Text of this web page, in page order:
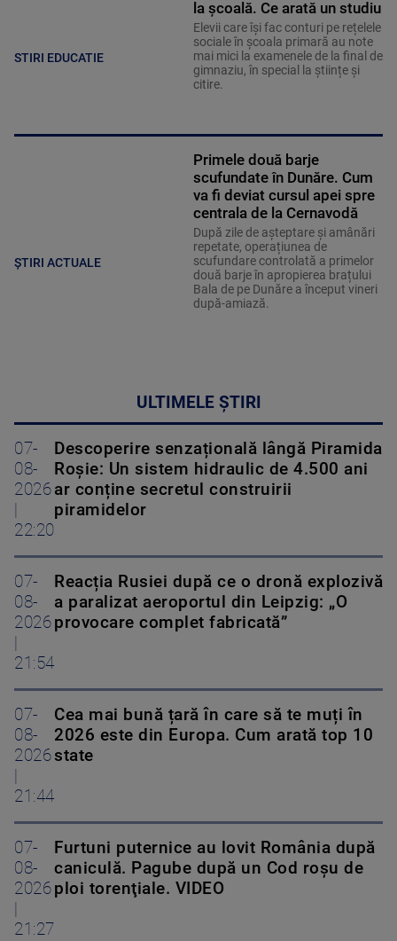
STIRI EDUCATIE
la școală. Ce arată un studiu
Elevii care îşi fac conturi pe rețelele
sociale în școala primară au note
mai mici la examenele de la final de
gimnaziu, în special la științe și
citire.
ȘTIRI ACTUALE
Primele două barje
scufundate în Dunăre. Cum
va fi deviat cursul apei spre
centrala de la Cernavodă
După zile de așteptare și amânări
repetate, operațiunea de
scufundare controlată a primelor
două barje în apropierea brațului
Bala de pe Dunăre a început vineri
după-amiază.
ULTIMELE ȘTIRI
07-
08-
2026
22:20
Descoperire senzațională lângă Piramida
Roșie: Un sistem hidraulic de 4.500 ani
ar conține secretul construirii
piramidelor
07-
08-
2026
21:54
Reacția Rusiei după ce o dronă explozivă
a paralizat aeroportul din Leipzig: „O
provocare complet fabricată”
07-
08-
2026
21:44
Cea mai bună țară în care să te muți în
2026 este din Europa. Cum arată top 10
state
07-
08-
2026
21:27
Furtuni puternice au lovit România după
caniculă. Pagube după un Cod roşu de
ploi torenţiale. VIDEO